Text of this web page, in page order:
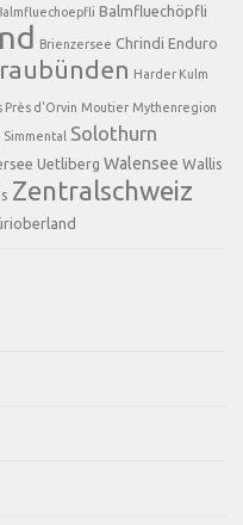
Balmfluechöpfli
Brienzersee Chrindi Enduro
Harder Kulm
Près d'Orvin Moutier Mythenregion
Simmental Solothurn
Uetliberg Walensee Wallis
Zentralschweiz